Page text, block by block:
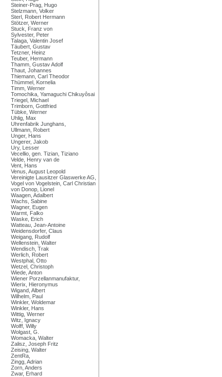
Steiner-Prag, Hugo
Stelzmann, Volker
Sterl, Robert Hermann
Stötzer, Werner
Stuck, Franz von
Sylvester, Peter
Talaga, Valentin Josef
Täubert, Gustav
Tetzner, Heinz
Teuber, Hermann
Thamm, Gustav Adolf
Thaut, Johannes
Thiemann, Carl Theodor
Thümmel, Kornelia
Timm, Werner
Tomochika, Yamaguchi Chikuyôsai
Triegel, Michael
Trimborn, Gottfried
Tübke, Werner
Uhlig, Max
Uhrenfabrik Junghans,
Ullmann, Robert
Unger, Hans
Ungerer, Jakob
Ury, Lesser
Vecellio, gen. Tizian, Tiziano
Velde, Henry van de
Vent, Hans
Venus, August Leopold
Vereinigte Lausitzer Glaswerke AG,
Vogel von Vogelstein, Carl Christian
von Donop, Lionel
Waagen, Adalbert
Wachs, Sabine
Wagner, Eugen
Warmt, Falko
Waske, Erich
Watteau, Jean-Antoine
Weidensdorfer, Claus
Weigang, Rudolf
Wellenstein, Walter
Wendisch, Trak
Werlich, Robert
Westphal, Otto
Wetzel, Christoph
Wiede, Anton
Wiener Porzellanmanufaktur,
Wierix, Hieronymus
Wigand, Albert
Wilhelm, Paul
Winkler, Woldemar
Winkler, Hans
Wittig, Werner
Witz, Ignacy
Wolff, Willy
Wolgast, G.
Womacka, Walter
Zalisz, Joseph Fritz
Zeising, Walter
ZentRa,
Zingg, Adrian
Zorn, Anders
Zwar, Erhard